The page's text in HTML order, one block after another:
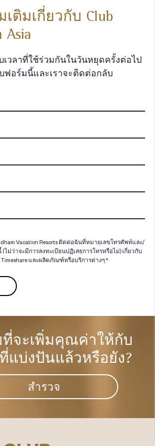
เติมเกี่ยวกับ Club
Asia
วลาที่ใช้ร่วมกันในวันหยุดครั้งต่อไป
ฟอร์มนี้และเราจะติดต่อกลับ
Vacation Resorts ติดต่อฉันที่หมายเลขโทรศัพท์และ/
ไม่ว่าจะมีการลงทะเบียนปฏิเสธการโทรหรือไม่) เกี่ยวกับ
และผลิตภัณฑ์หรือบริการต่างๆ *
จะเพิ่มคุณค่าให้กับ
แบ่งปันแล้วหรือยัง?​
สำรวจ